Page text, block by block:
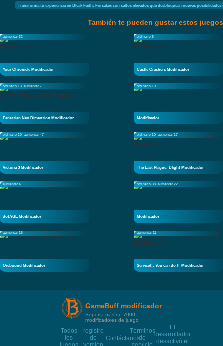
Transforma tu experiencia en Bleak Faith: Forsaken con saltos elevados que desbloquean nuevas
También te pueden gustar estos juegos
aumentar 32
Your Chronicle Modificador
ordinario 5
Castle Crashers Modificador
ordinario 13 aumentar 7
Fantasian Neo Dimension Modificador
ordinario 10
Modificador
ordinario 10 aumentar 47
Victoria 3 Modificador
ordinario 10 aumentar 17
The Last Plague: Blight Modificador
aumentar 4
dotAGE Modificador
ordinario 38 aumentar 22
Modificador
aumentar 15
Orebound Modificador
aumentar 11
ServiceIT: You can do IT Modificador
GameBuff modificador
Soporta más de 7000
modificadores de juego
Todos
los
juegos
registro
de
versión
Contáctanos
Términos
de
servicio
El
desarrollador
desactivó el